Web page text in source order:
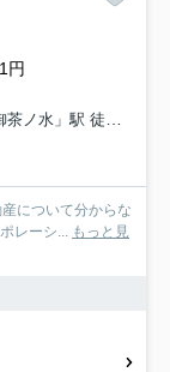
円
ノ水」駅 徒歩5分
について分からな
レーシ...
もっと見